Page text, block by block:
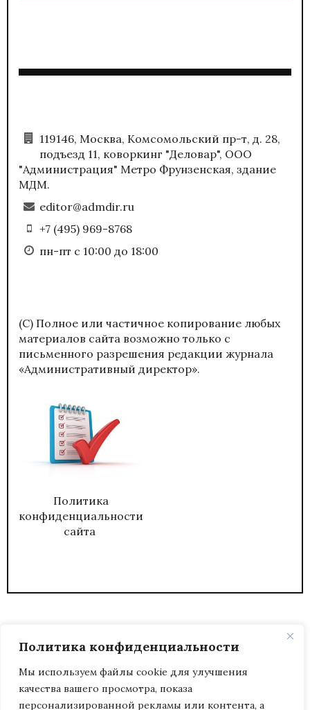
Политика конфиденциальности
Мы используем файлы cookie для улучшения
качества вашего просмотра, показа
персонализированной рекламы или контента, а
119146, Москва, Комсомольский пр-т, д. 28,
подъезд 11, коворкинг "Деловар", ООО
"Администрация" Метро Фрунзенская, здание
МДМ.
editor@admdir.ru
+7 (495) 969-8768
пн-пт с 10:00 до 18:00
(С) Полное или частичное копирование любых
материалов сайта возможно только с
письменного разрешения редакции журнала
«Административный директор».
Политика
конфиденциальности
сайта